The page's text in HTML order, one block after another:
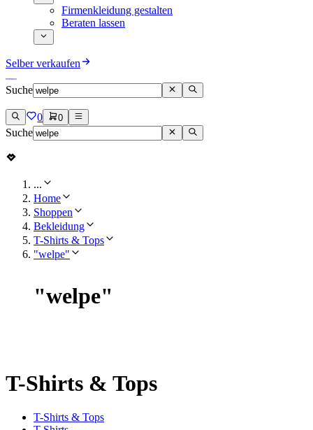
Firmenkleidung gestalten
Beraten lassen
Selber verkaufen
Suche
0 0
Suche
...
Home
Shoppen
Bekleidung
T-Shirts & Tops
"welpe"
"welpe"
T-Shirts & Tops
T-Shirts & Tops